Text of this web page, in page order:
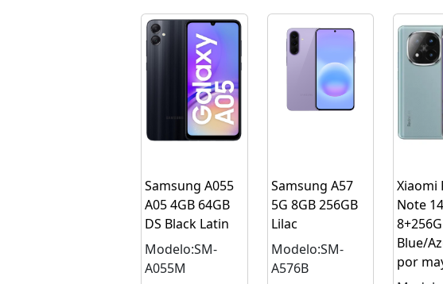
Samsung A055
A05 4GB 64GB
DS Black Latin
Modelo:SM-
A055M
Samsung A57
5G 8GB 256GB
Lilac
Modelo:SM-
A576B
Xiaomi
Note
Blue/
por